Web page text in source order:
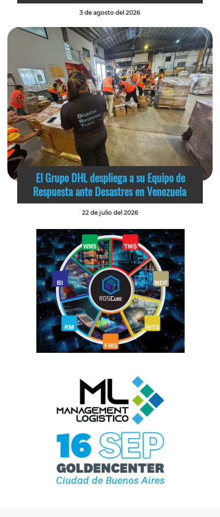
3 de agosto del 2026
El Grupo DHL despliega a su Equipo de
Respuesta ante Desastres en Venezuela
22 de julio del 2026